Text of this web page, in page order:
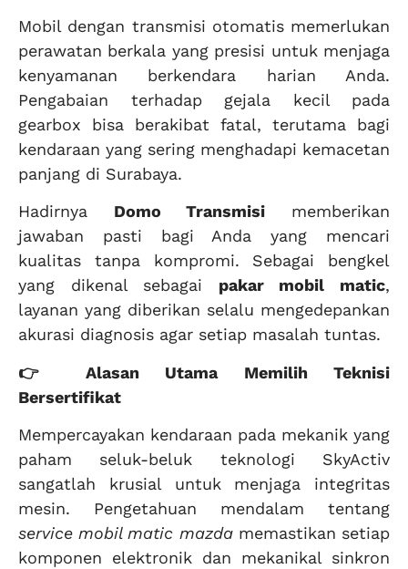
Mobil dengan transmisi otomatis memerlukan
perawatan berkala yang presisi untuk menjaga
kenyamanan berkendara harian Anda.
Pengabaian terhadap gejala kecil pada
gearbox bisa berakibat fatal, terutama bagi
kendaraan yang sering menghadapi kemacetan
panjang di Surabaya.
Hadirnya Domo Transmisi memberikan
jawaban pasti bagi Anda yang mencari
kualitas tanpa kompromi. Sebagai bengkel
yang dikenal sebagai pakar mobil matic,
layanan yang diberikan selalu mengedepankan
akurasi diagnosis agar setiap masalah tuntas.
👉 Alasan Utama Memilih Teknisi
Bersertifikat
Mempercayakan kendaraan pada mekanik yang
paham seluk-beluk teknologi SkyActiv
sangatlah krusial untuk menjaga integritas
mesin. Pengetahuan mendalam tentang
service mobil matic mazdamemastikan setiap
komponen elektronik dan mekanikal sinkron